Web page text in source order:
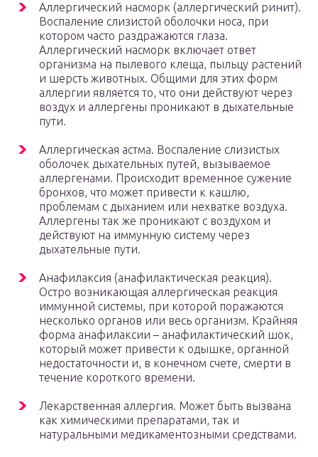
Аллергический насморк (аллергический ринит).
Воспаление слизистой оболочки носа, при
котором часто раздражаются глаза.
Аллергический насморк включает ответ
организма на пылевого клеща, пыльцу растений
и шерсть животных. Общими для этих форм
аллергии является то, что они действуют через
воздух и аллергены проникают в дыхательные
пути.
Аллергическая астма. Воспаление слизистых
оболочек дыхательных путей, вызываемое
аллергенами. Происходит временное сужение
бронхов, что может привести к кашлю,
проблемам с дыханием или нехватке воздуха.
Аллергены так же проникают с воздухом и
действуют на иммунную систему через
дыхательные пути.
Анафилаксия (анафилактическая реакция).
Остро возникающая аллергическая реакция
иммунной системы, при которой поражаются
несколько органов или весь организм. Крайняя
форма анафилаксии – анафилактический шок,
который может привести к одышке, органной
недостаточности и, в конечном счете, смерти в
течение короткого времени.
Лекарственная аллергия. Может быть вызвана
как химическими препаратами, так и
натуральными медикаментозными средствами.